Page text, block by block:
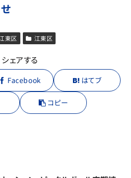
東区 江東区
シェアする
Facebook はてブ
コピー